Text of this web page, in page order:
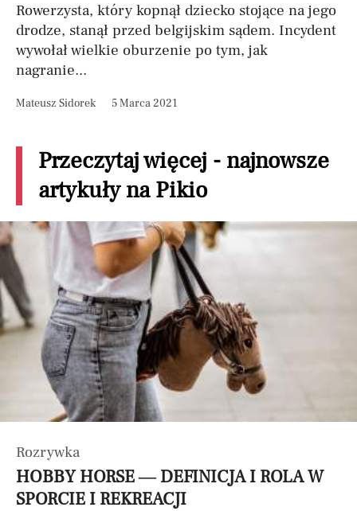
Rowerzysta, który kopnął dziecko stojące na jego
drodze, stanął przed belgijskim sądem. Incydent
wywołał wielkie oburzenie po tym, jak
nagranie...
Mateusz Sidorek 5 Marca 2021
Przeczytaj więcej - najnowsze
artykuły na Pikio
Rozrywka
HOBBY HORSE — DEFINICJA I ROLA W
SPORCIE I REKREACJI